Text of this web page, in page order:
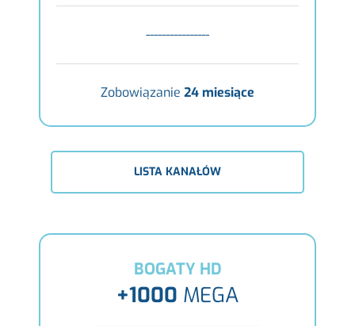
----------------
Zobowiązanie 24 miesiące
LISTA KANAŁÓW
BOGATY HD
+1000 MEGA